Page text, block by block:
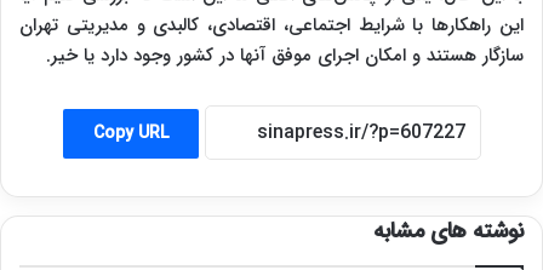
این راهکارها با شرایط اجتماعی، اقتصادی، کالبدی و مدیریتی تهران
سازگار هستند و امکان اجرای موفق آنها در کشور وجود دارد یا خیر.
Copy URL
نوشته های مشابه